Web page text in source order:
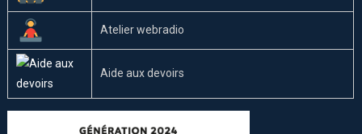
Atelier webradio
Aide aux devoirs